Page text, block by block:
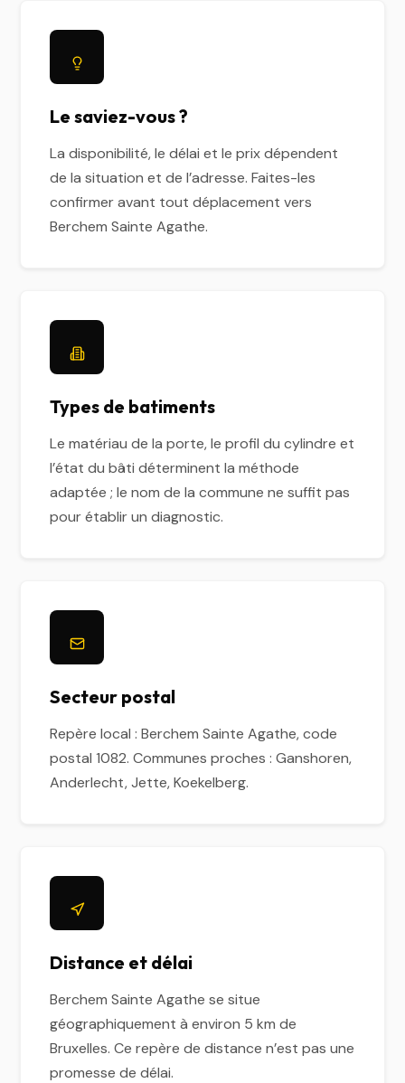
Le saviez-vous ?
La disponibilité, le délai et le prix dépendent
de la situation et de l’adresse. Faites-les
confirmer avant tout déplacement vers
Berchem Sainte Agathe.
Types de batiments
Le matériau de la porte, le profil du cylindre et
l’état du bâti déterminent la méthode
adaptée ; le nom de la commune ne suffit pas
pour établir un diagnostic.
Secteur postal
Repère local : Berchem Sainte Agathe, code
postal 1082. Communes proches : Ganshoren,
Anderlecht, Jette, Koekelberg.
Distance et délai
Berchem Sainte Agathe se situe
géographiquement à environ 5 km de
Bruxelles. Ce repère de distance n’est pas une
promesse de délai.